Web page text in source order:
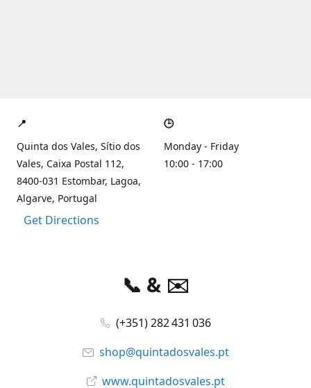
📍
Quinta dos Vales, Sítio dos
Vales, Caixa Postal 112,
8400-031 Estombar, Lagoa,
Algarve, Portugal
Get Directions
🕒
Monday - Friday
10:00 - 17:00
📞 & ✉️
(+351) 282 431 036
shop@quintadosvales.pt
www.quintadosvales.pt